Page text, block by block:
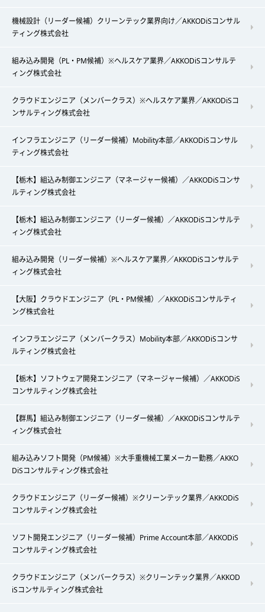
機械設計（リーダー候補）クリーンテック業界向け／AKKODiSコンサル
ティング株式会社
組み込み開発（PL・PM候補）※ヘルスケア業界／AKKODiSコンサルテ
ィング株式会社
クラウドエンジニア（メンバークラス）※ヘルスケア業界／AKKODiSコ
ンサルティング株式会社
インフラエンジニア（リーダー候補）Mobility本部／AKKODiSコンサル
ティング株式会社
【栃木】組込み制御エンジニア（マネージャー候補）／AKKODiSコンサ
ルティング株式会社
【栃木】組込み制御エンジニア（リーダー候補）／AKKODiSコンサルテ
ィング株式会社
組み込み開発（リーダー候補）※ヘルスケア業界／AKKODiSコンサルテ
ィング株式会社
【大阪】クラウドエンジニア（PL・PM候補）／AKKODiSコンサルティ
ング株式会社
インフラエンジニア（メンバークラス）Mobility本部／AKKODiSコンサ
ルティング株式会社
【栃木】ソフトウェア開発エンジニア（マネージャー候補）／AKKODiS
コンサルティング株式会社
【群馬】組込み制御エンジニア（リーダー候補）／AKKODiSコンサルテ
ィング株式会社
組み込みソフト開発（PM候補）※大手重機械工業メーカー勤務／AKKO
DiSコンサルティング株式会社
クラウドエンジニア（リーダー候補）※クリーンテック業界／AKKODiS
コンサルティング株式会社
ソフト開発エンジニア（リーダー候補）Prime Account本部／AKKODiS
コンサルティング株式会社
クラウドエンジニア（メンバークラス）※クリーンテック業界／AKKOD
iSコンサルティング株式会社